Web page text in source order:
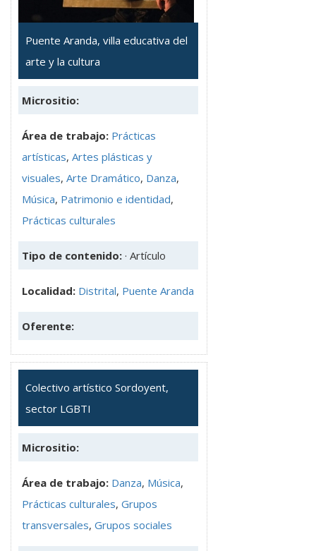
Puente Aranda, villa educativa del
arte y la cultura
Micrositio:
Área de trabajo: Prácticas
artísticas, Artes plásticas y
visuales, Arte Dramático, Danza,
Música, Patrimonio e identidad,
Prácticas culturales
Tipo de contenido: · Artículo
Localidad: Distrital, Puente Aranda
Oferente:
Colectivo artístico Sordoyent,
sector LGBTI
Micrositio:
Área de trabajo: Danza, Música,
Prácticas culturales, Grupos
transversales, Grupos sociales